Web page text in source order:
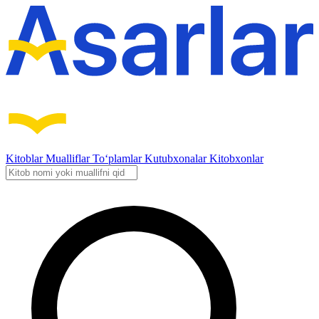
KitoblarMualliflarTo‘plamlarKutubxonalarKitobxonlar